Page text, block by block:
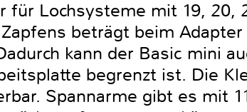
für Lochsysteme mit 19, 20,
beträgt beim
kann der Basic mini
begrenzt ist. Die
Spannarme gibt es mit